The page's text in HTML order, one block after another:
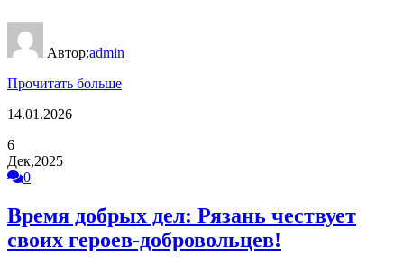
Автор:admin
Прочитать больше
14.01.2026
6
Дек,2025
0
Время добрых дел: Рязань чествует
своих героев-добровольцев!